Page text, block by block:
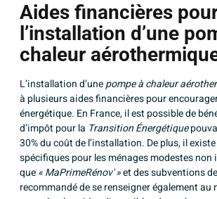
Aides financières
l’installation d’une
chaleur
L’installation d’unepompe à chaleur
à plusieurs aides financières pour
énergétique. En France, il est possible de
d’impôt pour la Transition Énergétique
30% du coût de l’installation. De plus, il
spécifiques pour les ménages modestes non
que« MaPrimeRénov' »et des subventions
recommandé de se renseigner également au